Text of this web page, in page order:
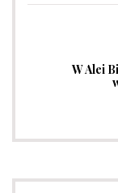
W Alei